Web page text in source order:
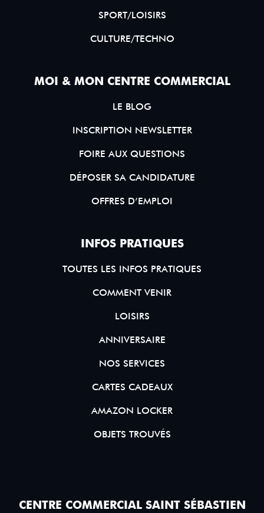
SPORT/LOISIRS
CULTURE/TECHNO
MOI & MON CENTRE COMMERCIAL
LE BLOG
INSCRIPTION NEWSLETTER
FOIRE AUX QUESTIONS
DÉPOSER SA CANDIDATURE
OFFRES D’EMPLOI
INFOS PRATIQUES
TOUTES LES INFOS PRATIQUES
COMMENT VENIR
LOISIRS
ANNIVERSAIRE
NOS SERVICES
CARTES CADEAUX
AMAZON LOCKER
OBJETS TROUVÉS
CENTRE COMMERCIAL SAINT SÉBASTIEN